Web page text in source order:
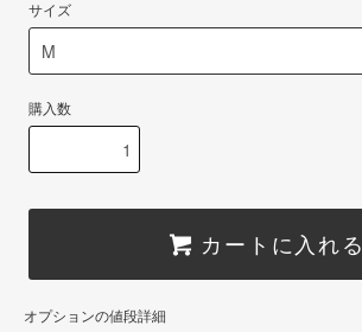
サイズ
購入数
カートに入れる
オプションの値段詳細